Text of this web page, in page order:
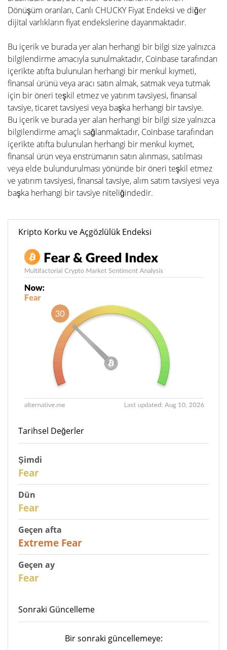
Dönüşüm oranları, Canlı CHUCKY Fiyat Endeksi ve diğer
dijital varlıkların fiyat endekslerine dayanmaktadır.
Bu içerik ve burada yer alan herhangi bir bilgi size yalnızca
bilgilendirme amacıyla sunulmaktadır, Coinbase tarafından
içerikte atıfta bulunulan herhangi bir menkul kıymeti,
finansal ürünü veya aracı satın almak, satmak veya tutmak
için bir öneri teşkil etmez ve yatırım tavsiyesi, finansal
tavsiye, ticaret tavsiyesi veya başka herhangi bir tavsiye.
Bu içerik ve burada yer alan herhangi bir bilgi size yalnızca
bilgilendirme amaçlı sağlanmaktadır, Coinbase tarafından
içerikte atıfta bulunulan herhangi bir menkul kıymet,
finansal ürün veya enstrümanın satın alınması, satılması
veya elde bulundurulması yönünde bir öneri teşkil etmez
ve yatırım tavsiyesi, finansal tavsiye, alım satım tavsiyesi veya
başka herhangi bir tavsiye niteliğindedir.
Kripto Korku ve Açgözlülük Endeksi
Tarihsel Değerler
Şimdi
Fear
Dün
Fear
Geçen afta
Extreme Fear
Geçen ay
Fear
Sonraki Güncelleme
Bir sonraki güncellemeye: